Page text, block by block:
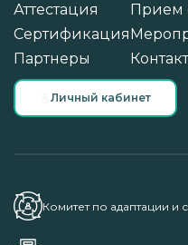
Аттестация
Сертификация
Партнеры
Прием
Личный кабинет
Комитет по адаптации